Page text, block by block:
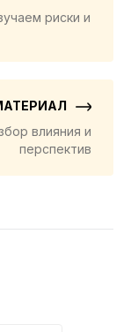
риски и
влияния и
перспектив